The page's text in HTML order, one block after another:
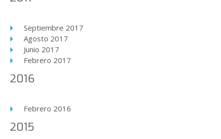
Septiembre 2017
Agosto 2017
Junio 2017
Febrero 2017
2016
Febrero 2016
2015